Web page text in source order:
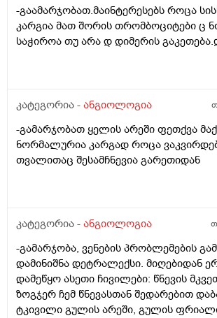
-გაამარჯობათ.მაინტერესებს როცა
კარგია მათ შორის თრომბოციტები ც
საჭიროა თუ არა დ დიმერის
კატეგორია - ანგიოლოგია
-გამარჯობათ ყელის არეში ფეთქვა
ნორმალურია კარგად როცა
თვალითაც შესამჩნევია გარეთიდან
კატეგორია - ანგიოლოგია
-გამარჯობა, ვენების პრობლემების
დამინიშნა დეტრალექსი. მიღებიდან
დამეწყო ასეთი ჩივილები: წნევის
ზოგჯერ ჩემ წნევასთან შედარებით
ტკივილი გულის არეში, გულის